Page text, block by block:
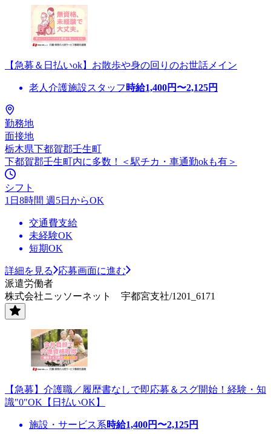
【急募＆日払いok】お散歩や身の回りのお世話メイン
老人介護施設スタッフ 時給1,400円〜2,125円
勤務地
面接地
栃木県下都賀郡壬生町
下都賀郡壬生町内に多数！＜駅チカ・車通勤okも有＞
シフト
1日8時間 週5日からOK
交通費支給
未経験OK
短期OK
詳細を見る
応募画面に進む
派遣労働者
株式会社ニッソーネット 宇都宮支社/1201_6171
【急募】介護職／履歴書なしで即応募＆スグ開始！経験・知
識"0"OK【日払いOK】
施設・サービス系時給1,400円〜2,125円